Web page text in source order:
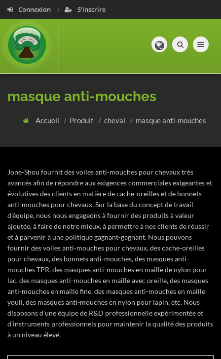
Connexion S'inscrire
Toggle
masque anti-mouches
Accueil Produit cheval masque anti-mouches
Jone-Shou fournit des voiles anti-mouches pour chevaux très
avancés afin de répondre aux exigences commerciales exigeantes et
évolutives des clients en matière de cache-oreilles et de bonnets
anti-mouches pour chevaux. Sur la base du concept de travail
d'équipe, nous nous engageons à fournir des produits à valeur
ajoutée, à faire de notre mieux, à permettre à nos clients de réussir
et à parvenir à une politique gagnant-gagnant. Nous pouvons
fournir des voiles anti-mouches pour chevaux, des cache-oreilles
pour chevaux, des bonnets anti-mouches, des masques anti-
mouches TPR, des masques anti-mouches en maille de nylon pour
lac, des masques anti-mouches en maille avec oreille, des masques
anti-mouches en maille fine, des masques anti-mouches en maille
youli, des masques anti-mouches en nylon pour lapin, etc. Nous
disposons d'une équipe de R&D professionnelle expérimentée et
d'instruments professionnels pour maintenir la qualité des produits
à un niveau élevé.